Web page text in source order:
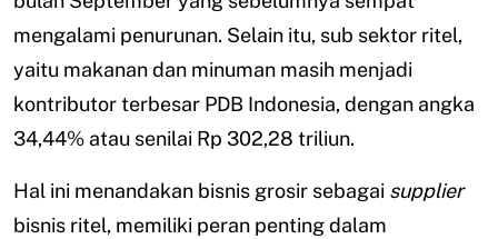
mengalami penurunan. Selain itu, sub sektor ritel,
yaitu makanan dan minuman masih menjadi
kontributor terbesar PDB Indonesia, dengan angka
34,44% atau senilai Rp 302,28 triliun.
Hal ini menandakan bisnis grosir sebagai supplier
bisnis ritel, memiliki peran penting dalam